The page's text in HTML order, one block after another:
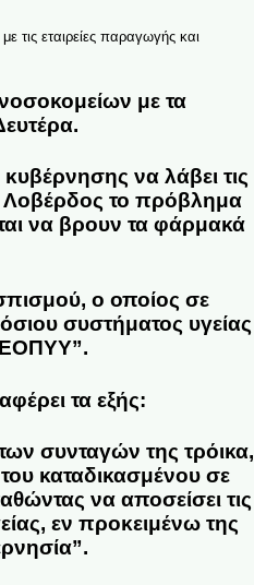
τις εταιρείες παραγωγής και
με τα
να λάβει τις
το πρόβλημα
να βρουν τα φάρμακά
ο οποίος σε
συστήματος υγείας
ΕΟΠΥΥ”.
τα εξής:
συνταγών της τρόικα,
καταδικασμένου σε
να αποσείσει τις
εν προκειμένω της